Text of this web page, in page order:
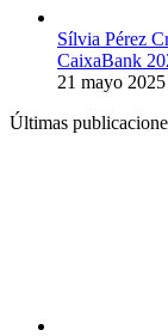
Sílvia Pérez
CaixaBank
21 mayo 2025
Últimas